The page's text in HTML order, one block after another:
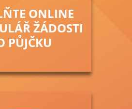
ONLINE
ŽÁDOSTI
PŮJČKU